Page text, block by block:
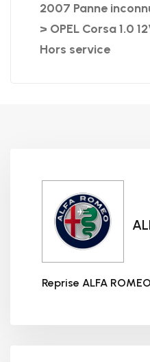
2007 Panne
> OPEL Corsa 1.0
Hors service
Reprise ALFA